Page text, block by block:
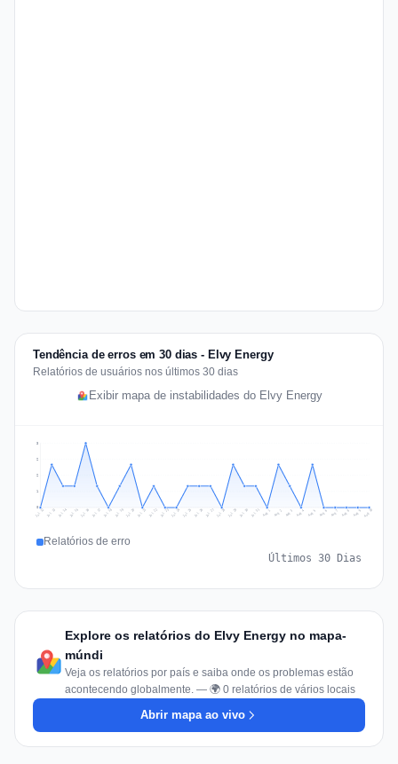
Tendência de erros em 30 dias - Elvy Energy
Relatórios de usuários nos últimos 30 dias
Exibir mapa de instabilidades do Elvy Energy
1
2
2
3
Jul 12 Jul 13 Jul 14 Jul 15 Jul 16 Jul 17 Jul 18 Jul 19 Jul 20 Jul 21 Jul 22 Jul 23 Jul 24 Jul 25 Jul 26 Jul 27 Jul 28 Jul 29 Jul 30 Jul 31 Aug 1 Aug 2 Aug 3 Aug 4 Aug 5 Aug 6 Aug 7 Aug 8 Aug 9 Aug 10
Relatórios de erro
Últimos 30 Dias
Explore os relatórios do Elvy Energy no mapa-
múndi
Veja os relatórios por país e saiba onde os problemas estão
acontecendo globalmente. — 🌍 0 relatórios de vários locais
Abrir mapa ao vivo